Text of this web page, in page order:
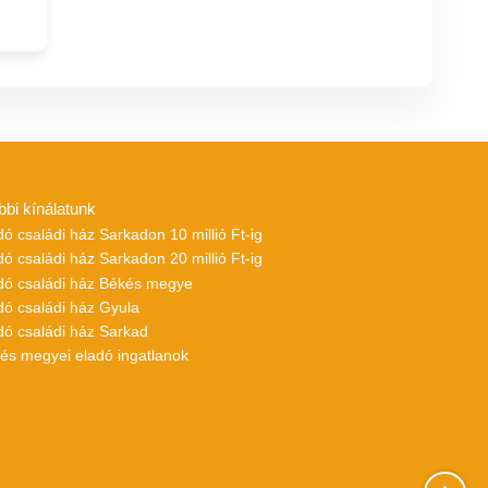
kínálatunk
családi ház Sarkadon 10 millió Ft-ig
családi ház Sarkadon 20 millió Ft-ig
családi ház Békés megye
családi ház Gyula
családi ház Sarkad
megyei eladó ingatlanok